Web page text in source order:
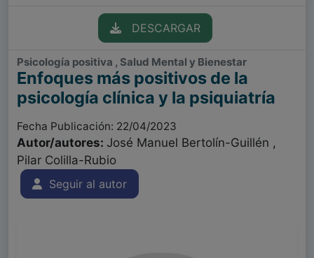
DESCARGAR
Psicología positiva , Salud Mental y Bienestar
Enfoques más positivos de la
psicología clínica y la psiquiatría
Fecha Publicación: 22/04/2023
Autor/autores: José Manuel Bertolín-Guillén ,
Pilar Colilla-Rubio
Seguir al autor